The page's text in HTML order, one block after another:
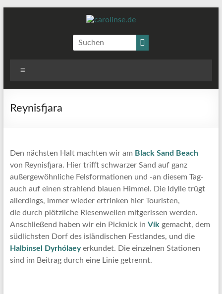
carolinse.de
Profil
Profil
Profil
Reynisfjara
Den nächsten Halt machten wir am Black Sand Beach
von Reynisfjara. Hier trifft schwarzer Sand auf ganz
außergewöhnliche Felsformationen und -an diesem Tag-
auch auf einen strahlend blauen Himmel. Die Idylle trügt
allerdings, immer wieder ertrinken hier Touristen,
die durch plötzliche Riesenwellen mitgerissen werden.
Anschließend haben wir ein Picknick in Vík gemacht, dem
südlichsten Dorf des isländischen Festlandes, und die
Halbinsel Dyrhólaeyerkundet. Die einzelnen Stationen
sind im Beitrag durch eine Linie getrennt.